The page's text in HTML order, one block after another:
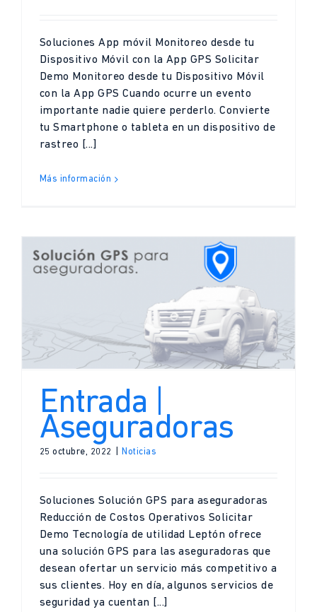
Soluciones App móvil Monitoreo desde tu
Dispositivo Móvil con la App GPS Solicitar
Demo Monitoreo desde tu Dispositivo Móvil
con la App GPS Cuando ocurre un evento
importante nadie quiere perderlo. Convierte
tu Smartphone o tableta en un dispositivo de
rastreo [...]
Más información
Entrada |
Aseguradoras
25 octubre, 2022 Noticias
Soluciones Solución GPS para aseguradoras
Reducción de Costos Operativos Solicitar
Demo Tecnología de utilidad Leptón ofrece
una solución GPS para las aseguradoras que
desean ofertar un servicio más competitivo a
sus clientes. Hoy en día, algunos servicios de
seguridad ya cuentan [...]